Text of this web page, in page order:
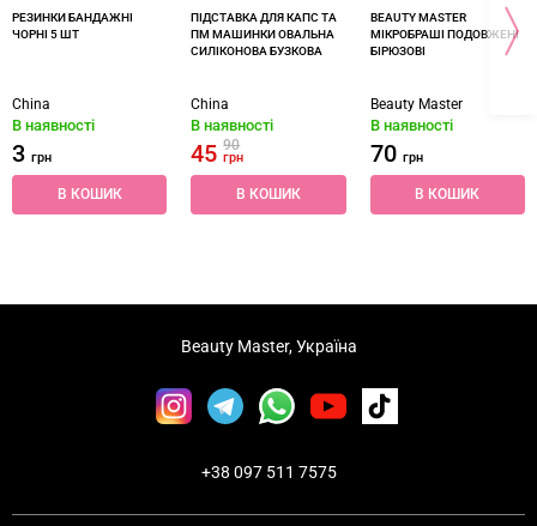
РЕЗИНКИ БАНДАЖНІ
ЧОРНІ 5 ШТ
China
В наявності
3 грн
В КОШИК
ПІДСТАВКА ДЛЯ КАПС ТА
ПМ МАШИНКИ ОВАЛЬНА
СИЛІКОНОВА БУЗКОВА
China
В наявності
4590
грн
В КОШИК
BEAUTY MASTER
МІКРОБРАШІ ПОДОВЖЕНІ
БІРЮЗОВІ
Beauty Master
В наявності
70 грн
В КОШИК
Beauty Master, Україна
+38 097 511 7575